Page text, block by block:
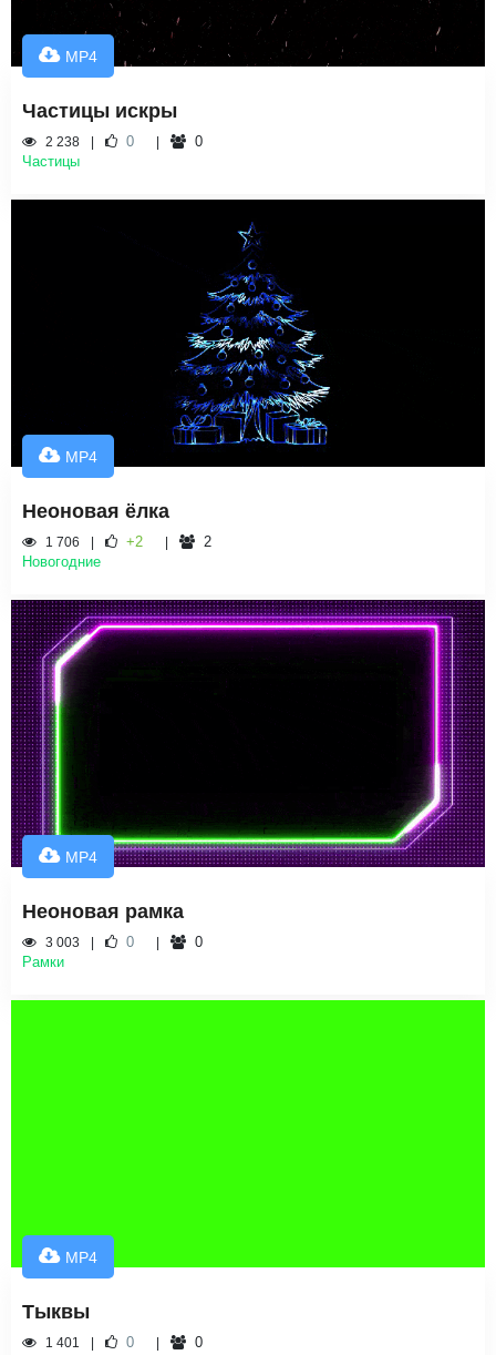
MP4
Частицы искры
2 238 0
0
Частицы
MP4
Неоновая ёлка
1 706 +2
2
Новогодние
MP4
Неоновая рамка
3 003 0
0
Рамки
MP4
Тыквы
1 401 0
0